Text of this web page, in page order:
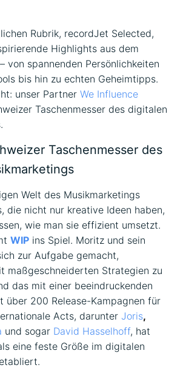
Rubrik, recordJet Selected,
Highlights aus dem
von spannenden Persönlichkeiten
bis hin zu echten Geheimtipps.
unser PartnerWe Influence
Taschenmesser des digitalen
Taschenmesser des
Welt des Musikmarketings
die nicht nur kreative Ideen haben,
wie man sie effizient umsetzt.
WIP ins Spiel. Moritz und sein
zur Aufgabe gemacht,
maßgeschneiderten Strategien zu
das mit einer beeindruckenden
über 200 Release-Kampagnen für
Acts, darunter Joris,
und sogar David Hasselhoff, hat
eine feste Größe im digitalen